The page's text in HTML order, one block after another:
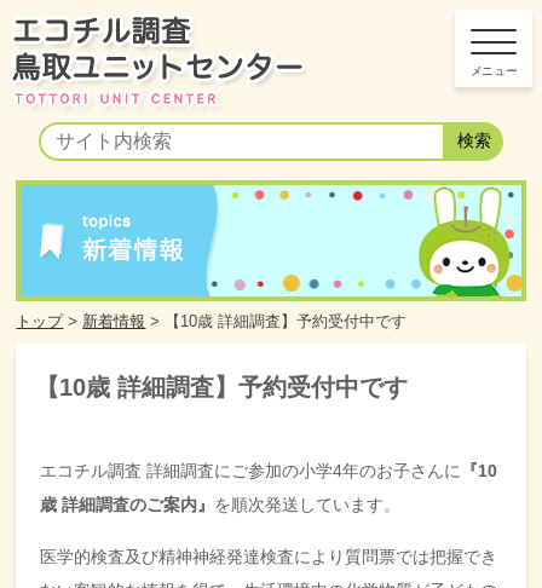
トップ> 新着情報 > 【10歳 詳細調査】予約受付中です
【10歳 詳細調査】予約受付中です
エコチル調査 詳細調査にご参加の小学4年のお子さんに
『10
歳 詳細調査のご案内』 を順次発送しています。
医学的検査及び精神神経発達検査により質問票では把握でき